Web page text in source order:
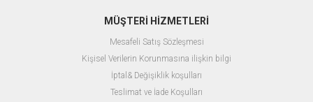
MÜŞTERİ HİZMETLERİ
Mesafeli Satış Sözleşmesi
Kişisel Verilerin Korunmasına ilişkin bilgi
İptal& Değişiklik koşulları
Teslimat ve İade Koşulları